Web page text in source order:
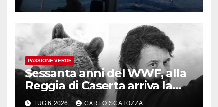
PASSIONE VERDE
Sessanta anni del WWF, alla
Reggia di Caserta arriva la
mostra del Panda
LUG 6, 2026 CARLO SCATOZZA